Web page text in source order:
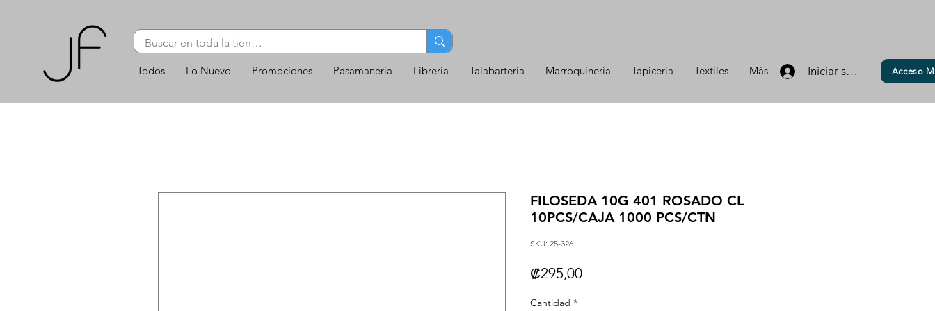
Todos Lo Nuevo Promociones Pasamanería Librería Talabartería Marroquinería Tapicería Textiles Más Iniciar sesión Acceso
FILOSEDA 10G 401 ROSADO CL
10PCS/CAJA 1000 PCS/CTN
SKU: 25-326
₡295,00Precio
Cantidad *